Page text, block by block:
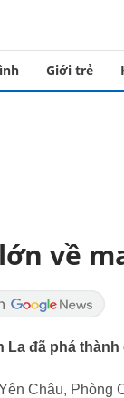
Giới trẻ
về
đã phá
Châu, Phòng